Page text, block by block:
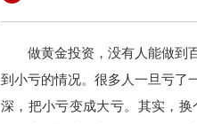
做黄金投资，没有人能做到百
到小亏的情况。很多人一旦亏了
深，把小亏变成大亏。其实，